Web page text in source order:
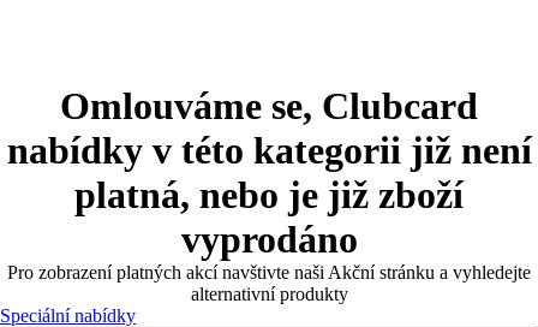
Omlouváme se, Clubcard
nabídky v této kategorii již není
platná, nebo je již zboží
vyprodáno
Pro zobrazení platných akcí navštivte naši Akční stránku a vyhledejte
alternativní produkty
Speciální nabídky